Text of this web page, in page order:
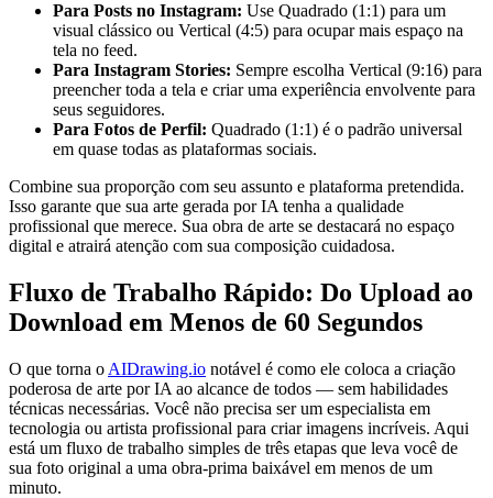
Para Posts no Instagram: Use Quadrado (1:1) para um
visual clássico ou Vertical (4:5) para ocupar mais espaço na
tela no feed.
Para Instagram Stories: Sempre escolha Vertical (9:16) para
preencher toda a tela e criar uma experiência envolvente para
seus seguidores.
Para Fotos de Perfil: Quadrado (1:1) é o padrão universal
em quase todas as plataformas sociais.
Combine sua proporção com seu assunto e plataforma pretendida.
Isso garante que sua arte gerada por IA tenha a qualidade
profissional que merece. Sua obra de arte se destacará no espaço
digital e atrairá atenção com sua composição cuidadosa.
Fluxo de Trabalho Rápido: Do Upload ao
Download em Menos de 60 Segundos
O que torna o AIDrawing.io notável é como ele coloca a criação
poderosa de arte por IA ao alcance de todos — sem habilidades
técnicas necessárias. Você não precisa ser um especialista em
tecnologia ou artista profissional para criar imagens incríveis. Aqui
está um fluxo de trabalho simples de três etapas que leva você de
sua foto original a uma obra-prima baixável em menos de um
minuto.